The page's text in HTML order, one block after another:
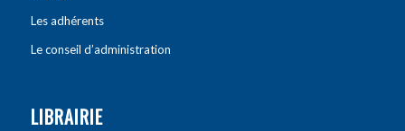
Les adhérents
Le conseil d’administration
LIBRAIRIE